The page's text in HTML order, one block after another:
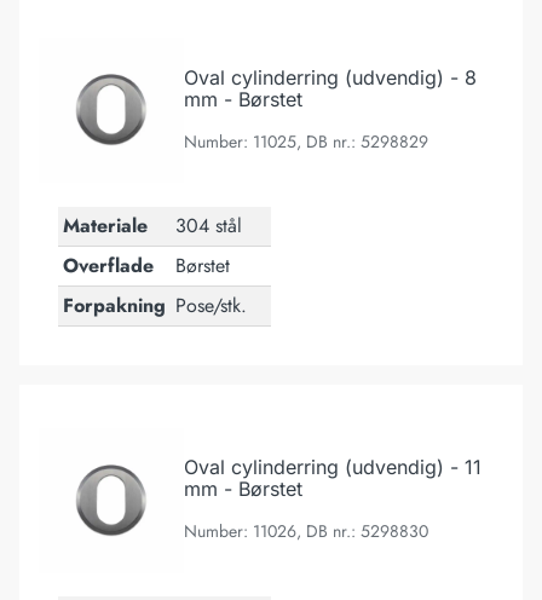
Oval cylinderring (udvendig) - 8
mm - Børstet
Number: 11025, DB nr.: 5298829
Materiale
304 stål
Overflade
Børstet
Forpakning Pose/stk.
Oval cylinderring (udvendig) - 11
mm - Børstet
Number: 11026, DB nr.: 5298830